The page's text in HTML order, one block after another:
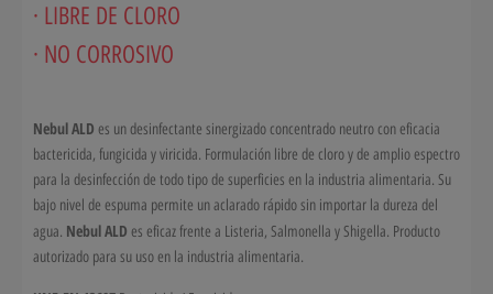
· LIBRE DE CLORO
· NO CORROSIVO
Nebul ALD es un desinfectante sinergizado concentrado neutro con eficacia
bactericida, fungicida y viricida. Formulación libre de cloro y de amplio espectro
para la desinfección de todo tipo de superficies en la industria alimentaria. Su
bajo nivel de espuma permite un aclarado rápido sin importar la dureza del
agua. Nebul ALD es eficaz frente a Listeria, Salmonella y Shigella. Producto
autorizado para su uso en la industria alimentaria.